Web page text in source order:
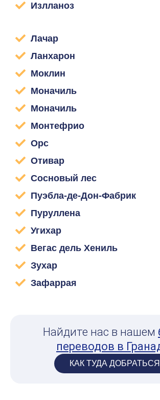
Излланоз
Лачар
Ланхарон
Моклин
Моначиль
Моначиль
Монтефрио
Орс
Отивар
Сосновый лес
Пуэбла-де-Дон-Фабрик
Пуруллена
Угихар
Вегас дель Хениль
Зухар
Зафаррая
Найдите нас в нашем
переводов в
КАК ТУДА ДОБРАТЬСЯ